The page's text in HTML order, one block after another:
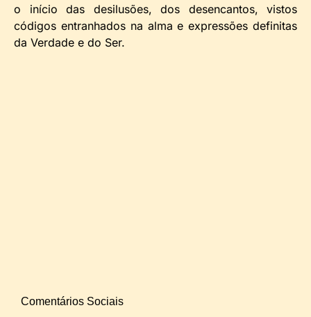
o início das desilusões, dos desencantos, vistos
códigos entranhados na alma e expressões definitas
da Verdade e do Ser.
Comentários Sociais